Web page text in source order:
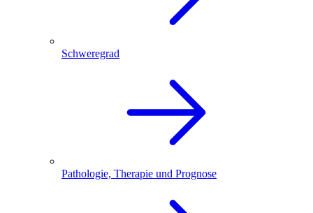
Schweregrad
Pathologie, Therapie und Prognose